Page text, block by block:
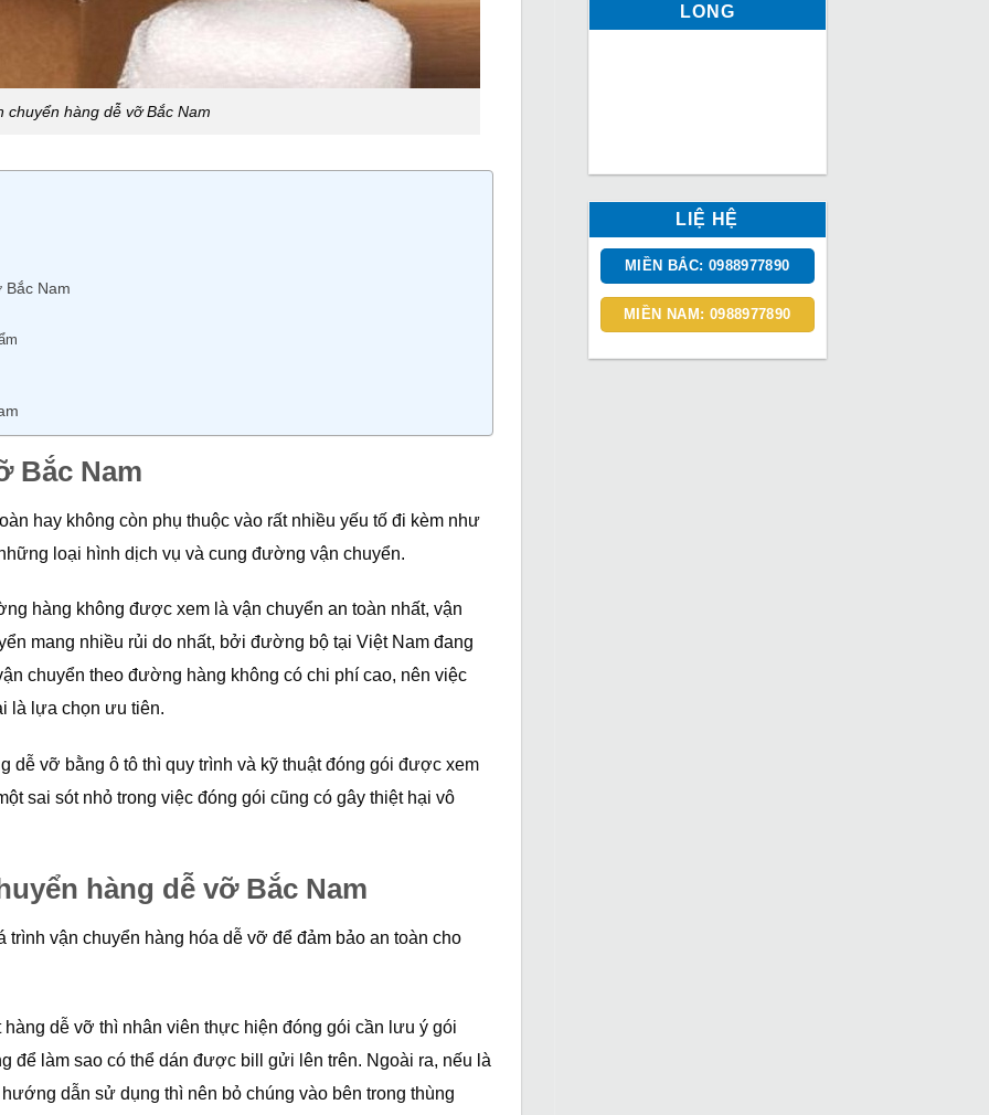
chuyển hàng dễ vỡ Bắc Nam
Bắc Nam
Bắc Nam
hay không còn phụ thuộc vào rất nhiều yếu tố đi kèm như
loại hình dịch vụ và cung đường vận chuyển.
hàng không được xem là vận chuyển an toàn nhất, vận
mang nhiều rủi do nhất, bởi đường bộ tại Việt Nam đang
chuyển theo đường hàng không có chi phí cao, nên việc
là lựa chọn ưu tiên.
dễ vỡ bằng ô tô thì quy trình và kỹ thuật đóng gói được xem
sai sót nhỏ trong việc đóng gói cũng có gây thiệt hại vô
hàng dễ vỡ Bắc Nam
vận chuyển hàng hóa dễ vỡ để đảm bảo an toàn cho
dễ vỡ thì nhân viên thực hiện đóng gói cần lưu ý gói
để làm sao có thể dán được bill gửi lên trên. Ngoài ra, nếu là
dẫn sử dụng thì nên bỏ chúng vào bên trong thùng
LONG
LIỆ HỆ
MIỀN BẮC: 0988977890
MIỀN NAM: 0988977890